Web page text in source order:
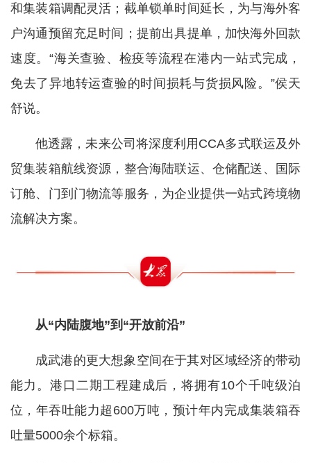
和集装箱调配灵活；截单锁单时间延长，为与海外客
户沟通预留充足时间；提前出具提单，加快海外回款
速度。“海关查验、检疫等流程在港内一站式完成，
免去了异地转运查验的时间损耗与货损风险。”侯天
舒说。
他透露，未来公司将深度利用CCA多式联运及外
贸集装箱航线资源，整合海陆联运、仓储配送、国际
订舱、门到门物流等服务，为企业提供一站式跨境物
流解决方案。
从“内陆腹地”到“开放前沿”
成武港的更大想象空间在于其对区域经济的带动
能力。港口二期工程建成后，将拥有10个千吨级泊
位，年吞吐能力超600万吨，预计年内完成集装箱吞
吐量5000余个标箱。